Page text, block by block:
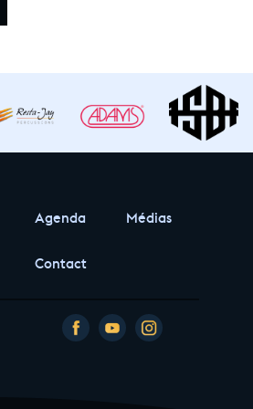
Agenda Médias
Contact